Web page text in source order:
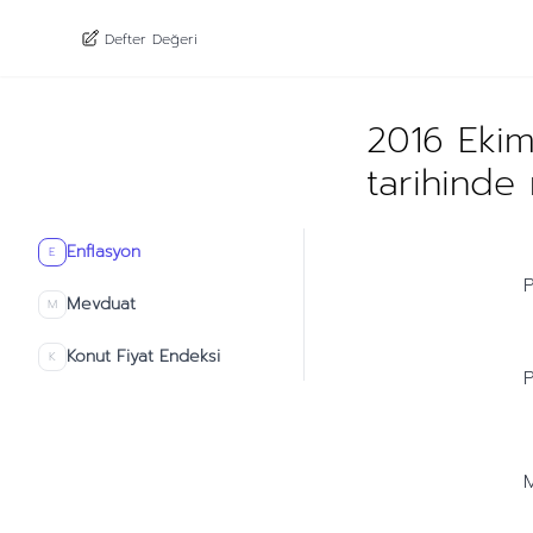
E Enflasyon
M Mevduat
K Konut Fiyat Endeksi
Defter Değeri
2016
tarihinde